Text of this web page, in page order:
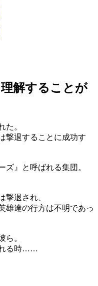
解することが
た。
撃退することに成功す
ズ』と呼ばれる集団。
撃退され、
雄達の行方は不明であっ
ら。
れる時……